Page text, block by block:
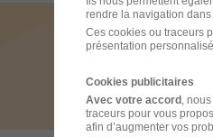
rendre la navigation
Ces cookies ou traceurs
présentation
Cookies publicitaires
Avec votre accord, nous
traceurs pour vous
afin d’augmenter vos